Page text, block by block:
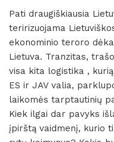
Pati draugiškiausia
teririzuojama
ekonominio teroro
Lietuva. Tranzitas,
visa kita logistika ,
ES ir JAV valia,
laikomės tarptautinių
Kiek ilgai dar pavyks
įpirštą vaidmenį, kurio